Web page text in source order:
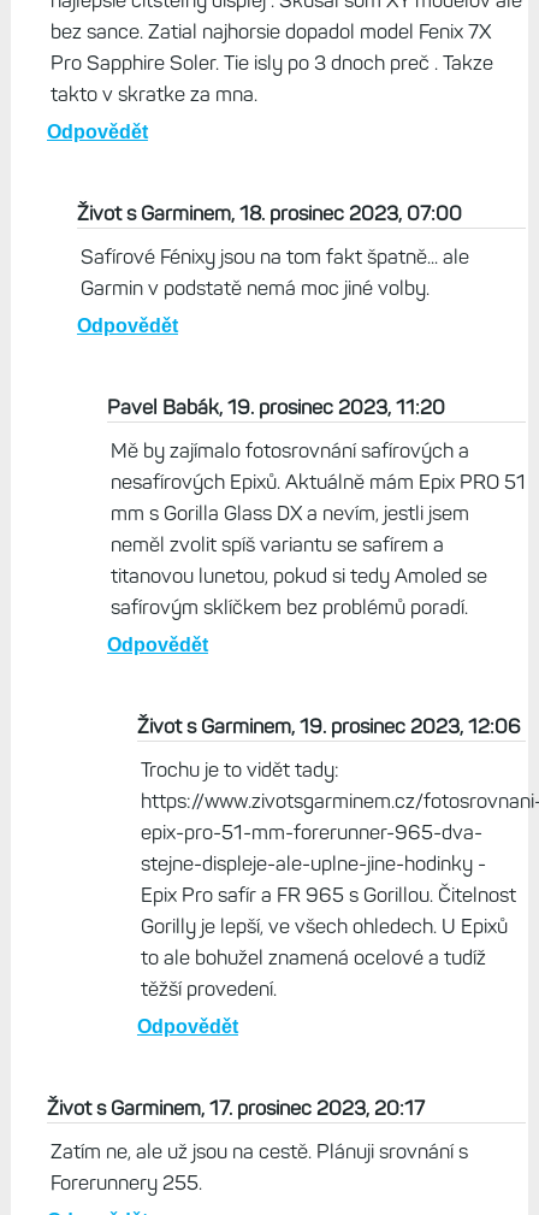
bez sance. Zatial najhorsie dopadol model Fenix 7X
Pro Sapphire Soler. Tie isly po 3 dnoch preč . Takze
takto v skratke za mna.
Odpovědět
Život s Garminem, 18. prosinec 2023, 07:00
Safírové Fénixy jsou na tom fakt špatně... ale
Garmin v podstatě nemá moc jiné volby.
Odpovědět
Pavel Babák, 19. prosinec 2023, 11:20
Mě by zajímalo fotosrovnání safírových a
nesafírových Epixů. Aktuálně mám Epix PRO 51
mm s Gorilla Glass DX a nevím, jestli jsem
neměl zvolit spíš variantu se safírem a
titanovou lunetou, pokud si tedy Amoled se
safírovým sklíčkem bez problémů poradí.
Odpovědět
Život s Garminem, 19. prosinec 2023, 12:06
Trochu je to vidět tady:
https://www.zivotsgarminem.cz/
epix-pro-51-mm-forerunner-965-dva-
stejne-displeje-ale-uplne-jine-hodinky -
Epix Pro safír a FR 965 s Gorillou. Čitelnost
Gorilly je lepší, ve všech ohledech. U Epixů
to ale bohužel znamená ocelové a tudíž
těžší provedení.
Odpovědět
Život s Garminem, 17. prosinec 2023, 20:17
Zatím ne, ale už jsou na cestě. Plánuji srovnání s
Forerunnery 255.